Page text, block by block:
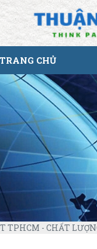
TRANG CHỦ
TPHCM - CHẤT